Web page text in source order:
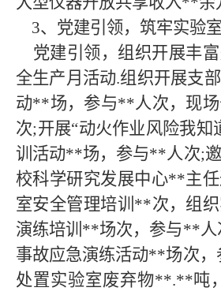
3、党建引领，筑牢实验
党建引领，组织开展丰
全生产月活动.组织开展支
动**场，参与**人次，现
次;开展“动火作业风险我知
训活动**场，参与**人次;
校科学研究发展中心**主
室安全管理培训 **次，组
演练培训**场次，参与**人
事故应急演练活动**场次
处置实验室废弃物**.**吨